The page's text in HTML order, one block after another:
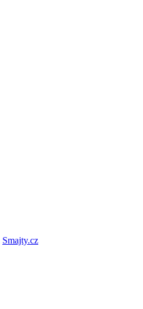
Smajty.cz